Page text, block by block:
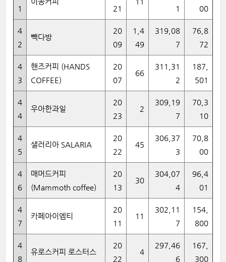
1
21
1
00
4
2
빽다방
20
09
1,4
49
319,08
7
76,8
72
4
3
핸즈커피 (HANDS
COFFEE)
20
07
66
311,31
2
187,
501
4
4
우아한과일
20
23
2
309,19
7
70,3
10
4
5
샐러리아 SALARIA
20
22
45
306,37
3
70,8
00
4
6
매머드커피
(Mammoth coffee)
20
13
30
304,07
4
96,4
01
4
7
카페아이엠티
20
11
11
302,11
7
154,
800
4
8
유로스커피 로스터스
20
22
4
297,46
6
167,
300